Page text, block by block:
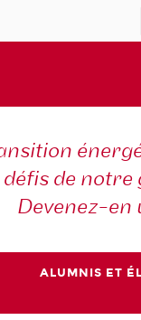
défis de notre
Devenez-en
ALUMNIS ET